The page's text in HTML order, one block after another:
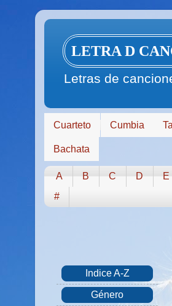
LETRA D
Letras de
Cuarteto Cumbia
Bachata
A B C D E
#
Indice A-Z
Género